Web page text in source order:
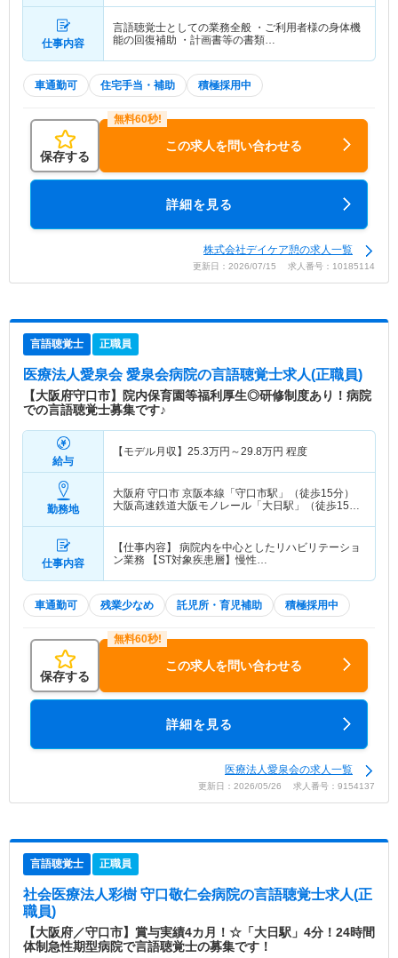
仕事内容
言語聴覚士としての業務全般 ・ご利用者様の身体機
能の回復補助 ・計画書等の書類…
車通勤可 住宅手当・補助 積極採用中
保存する
この求人を問い合わせる
詳細を見る
株式会社デイケア憩の求人一覧
更新日：2026/07/15 求人番号：10185114
言語聴覚士 正職員
医療法人愛泉会 愛泉会病院の言語聴覚士求人(正職員)
【大阪府守口市】院内保育園等福利厚生◎研修制度あり！病院
での言語聴覚士募集です♪
給与
【モデル月収】 25.3万円～29.8万円 程度
勤務地
大阪府 守口市 京阪本線「守口市駅」（徒歩15分）
大阪高速鉄道大阪モノレール「大日駅」（徒歩15
仕事内容
【仕事内容】 病院内を中心としたリハビリテーショ
ン業務 【ST対象疾患層】慢性…
車通勤可 残業少なめ 託児所・育児補助 積極採用中
保存する
この求人を問い合わせる
詳細を見る
医療法人愛泉会の求人一覧
更新日：2026/05/26 求人番号：9154137
言語聴覚士 正職員
社会医療法人彩樹 守口敬仁会病院の言語聴覚士求人(正
職員)
【大阪府／守口市】賞与実績4カ月！☆「大日駅」4分！24時間
体制急性期型病院で言語聴覚士の募集です！